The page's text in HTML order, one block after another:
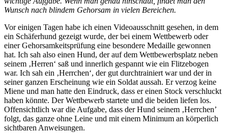
Wunsch nach blindem Gehorsam in vielen Bereichen.
Vor einigen Tagen habe ich einen Videoausschnitt gesehen, in dem
ein Schäferhund gezeigt wurde, der bei einem Wettbewerb oder
einer Gehorsamkeitsprüfung eine besondere Medaille gewonnen
hat. Ich sah also einen Hund, der auf dem Wettbewerbsplatz neben
seinem ‚Herren‘ saß und innerlich gespannt wie ein Flitzebogen
war. Ich sah ein ‚Herrchen‘, der gut durchtrainiert war und der in
seiner ganzen Erscheinung wie ein Soldat aussah. Er verzog keine
Miene und man hatte den Eindruck, dass er einen Stock verschluckt
haben könnte. Der Wettbewerb startete und die beiden liefen los.
Offensichtlich war die Aufgabe, dass der Hund seinem ‚Herrchen’
folgt, das ganze ohne Leine und mit einem Minimum an körperlich
sichtbaren Anweisungen.